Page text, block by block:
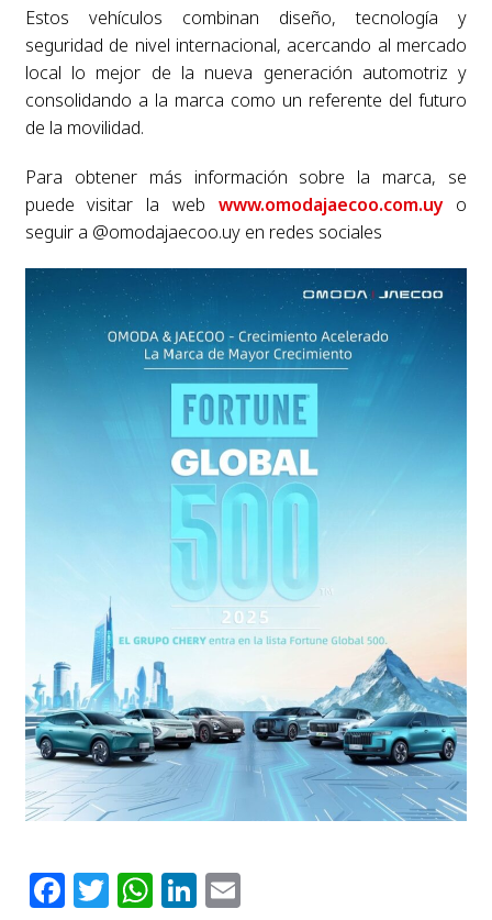
Estos vehículos combinan diseño, tecnología y
seguridad de nivel internacional, acercando al mercado
local lo mejor de la nueva generación automotriz y
consolidando a la marca como un referente del futuro
de la movilidad.
Para obtener más información sobre la marca, se
puede visitar la web www.omodajaecoo.com.uyo
seguir a @omodajaecoo.uy en redes sociales
Facebook
Twitter
WhatsApp
LinkedIn
Email